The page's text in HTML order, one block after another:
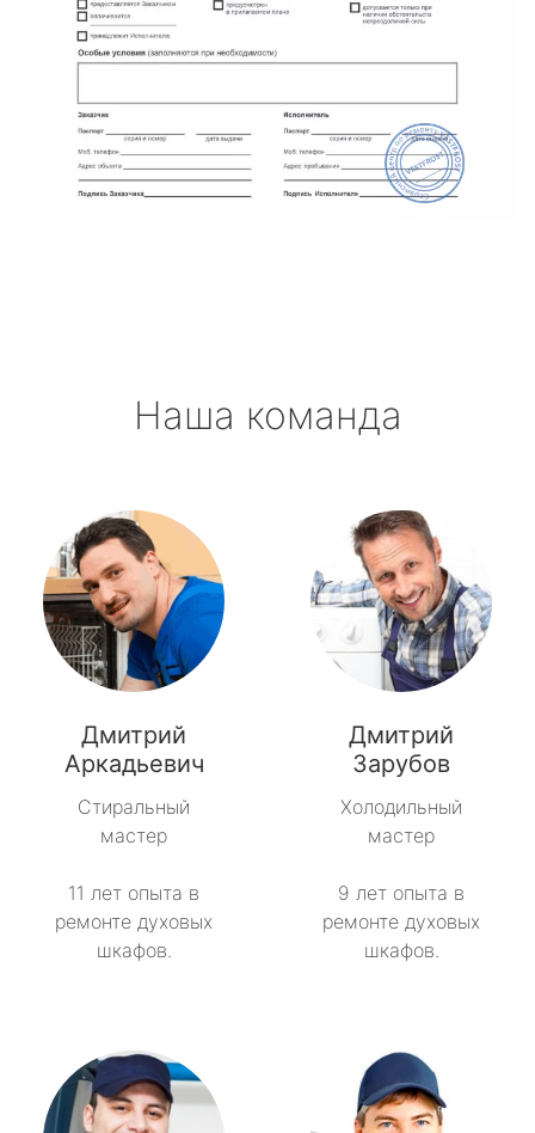
Наша команда
Дмитрий
Аркадьевич
Стиральный
мастер
11 лет опыта в
ремонте духовых
шкафов.
Дмитрий
Зарубов
Холодильный
мастер
9 лет опыта в
ремонте духовых
шкафов.